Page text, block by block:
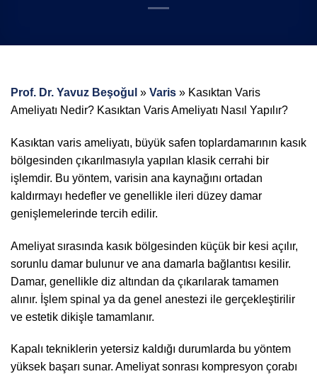
Prof. Dr. Yavuz Beşoğul » Varis » Kasıktan Varis
Ameliyatı Nedir? Kasıktan Varis Ameliyatı Nasıl Yapılır?
Kasıktan varis ameliyatı, büyük safen toplardamarının kasık
bölgesinden çıkarılmasıyla yapılan klasik cerrahi bir
işlemdir. Bu yöntem, varisin ana kaynağını ortadan
kaldırmayı hedefler ve genellikle ileri düzey damar
genişlemelerinde tercih edilir.
Ameliyat sırasında kasık bölgesinden küçük bir kesi açılır,
sorunlu damar bulunur ve ana damarla bağlantısı kesilir.
Damar, genellikle diz altından da çıkarılarak tamamen
alınır. İşlem spinal ya da genel anestezi ile gerçekleştirilir
ve estetik dikişle tamamlanır.
Kapalı tekniklerin yetersiz kaldığı durumlarda bu yöntem
yüksek başarı sunar. Ameliyat sonrası kompresyon çorabı